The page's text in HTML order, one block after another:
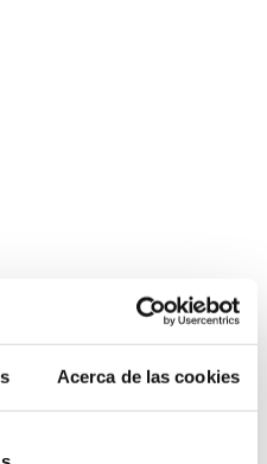
Acerca de las cookies